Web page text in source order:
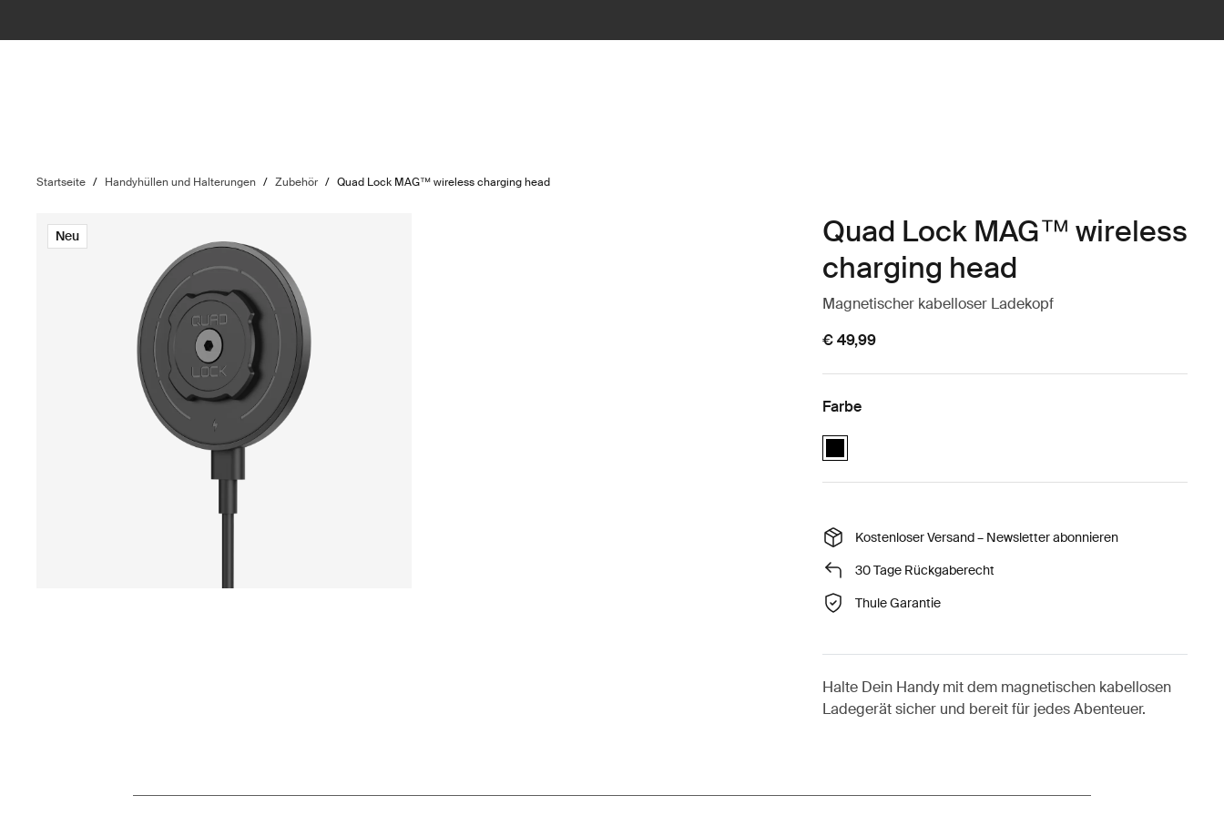
Startseite / Handyhüllen und Halterungen / Zubehör / Quad Lock MAG™ wireless charging head
Neu
Quad Lock MAG™ wireless
charging head
Magnetischer kabelloser Ladekopf
€ 49,99
Farbe
Quad Lock MAG™ wireless charging head Schwarz (selected)
Kostenloser Versand – Newsletter abonnieren
30 Tage Rückgaberecht
Thule Garantie
Halte Dein Handy mit dem magnetischen kabellosen
Ladegerät sicher und bereit für jedes Abenteuer.